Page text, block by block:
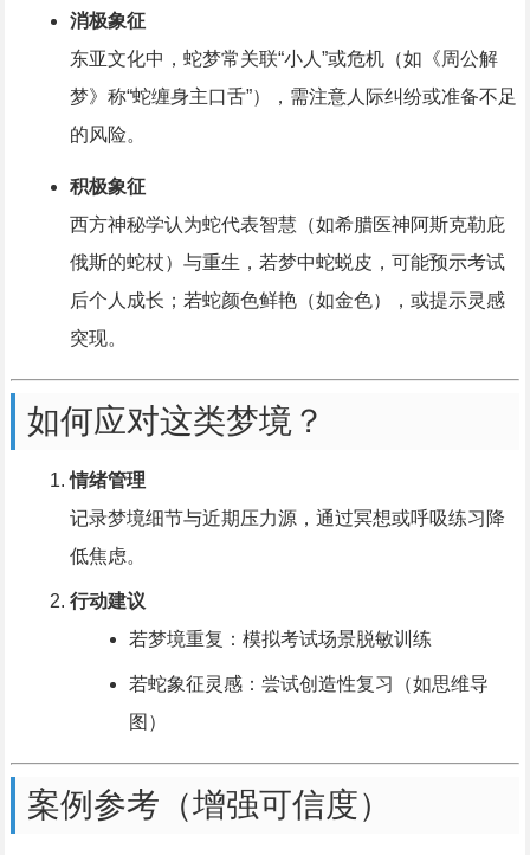
消极象征
东亚文化中，蛇梦常关联“小人”或危机（如《周公解
梦》称“蛇缠身主口舌”），需注意人际纠纷或准备不足
的风险。
积极象征
西方神秘学认为蛇代表智慧（如希腊医神阿斯克勒庇
俄斯的蛇杖）与重生，若梦中蛇蜕皮，可能预示考试
后个人成长；若蛇颜色鲜艳（如金色），或提示灵感
突现。
如何应对这类梦境？
情绪管理
记录梦境细节与近期压力源，通过冥想或呼吸练习降
低焦虑。
行动建议
若梦境重复：模拟考试场景脱敏训练
若蛇象征灵感：尝试创造性复习（如思维导
图）
案例参考（增强可信度）